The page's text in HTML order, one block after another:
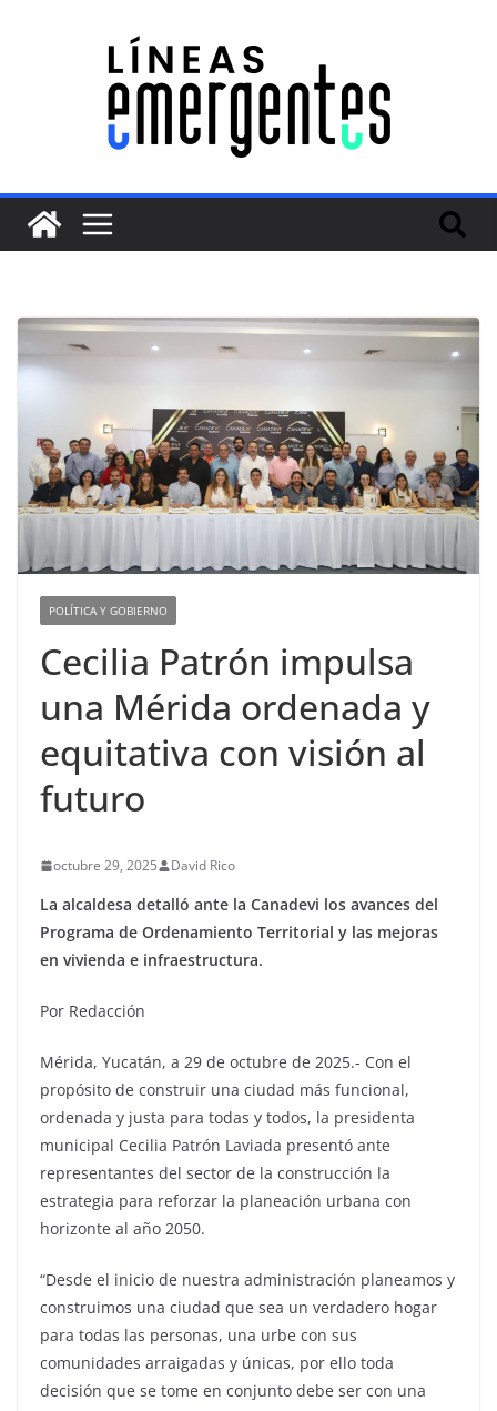
POLÍTICA Y GOBIERNO
Cecilia Patrón impulsa
una Mérida ordenada y
equitativa con visión al
futuro
octubre 29, 2025 David Rico
La alcaldesa detalló ante la Canadevi los avances del
Programa de Ordenamiento Territorial y las mejoras
en vivienda e infraestructura.
Por Redacción
Mérida, Yucatán, a 29 de octubre de 2025.- Con el
propósito de construir una ciudad más funcional,
ordenada y justa para todas y todos, la presidenta
municipal Cecilia Patrón Laviada presentó ante
representantes del sector de la construcción la
estrategia para reforzar la planeación urbana con
horizonte al año 2050.
“Desde el inicio de nuestra administración planeamos y
construimos una ciudad que sea un verdadero hogar
para todas las personas, una urbe con sus
comunidades arraigadas y únicas, por ello toda
decisión que se tome en conjunto debe ser con una